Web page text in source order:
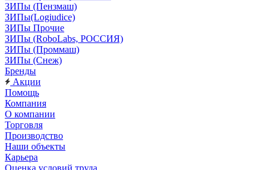
ЗИПы (Пензмаш)
ЗИПы(Logiudice)
ЗИПы Прочие
ЗИПы (RoboLabs, РОССИЯ)
ЗИПы (Проммаш)
ЗИПы (Снеж)
Бренды
Акции
Помощь
Компания
О компании
Торговля
Производство
Наши объекты
Карьера
Оценка условий труда